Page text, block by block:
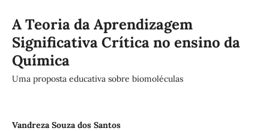
A Teoria da Aprendizagem
Significativa Crítica no ensino da
Química
Uma proposta educativa sobre biomoléculas
Vandreza Souza dos Santos